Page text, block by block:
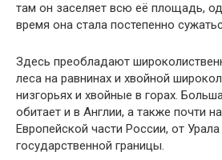
там он заселяет всю её площадь,
время она стала постепенно
Здесь преобладают
леса на равнинах и хвойной
низгорьях и хвойные в горах.
обитает и в Англии, а также почти
Европейской части России, от
государственной границы.